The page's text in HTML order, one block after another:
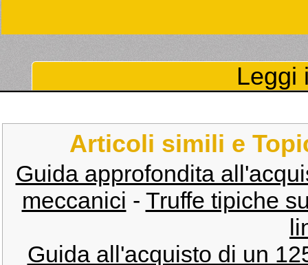
Leggi
Articoli simili e
Guida approfondita
meccanici - Truffe tipiche
Guida all'acquisto di un